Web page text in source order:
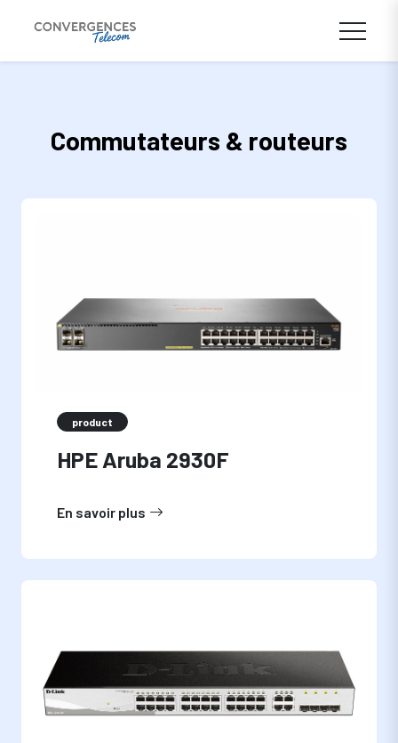
Commutateurs & routeurs
product
HPE Aruba 2930F
En savoir plus